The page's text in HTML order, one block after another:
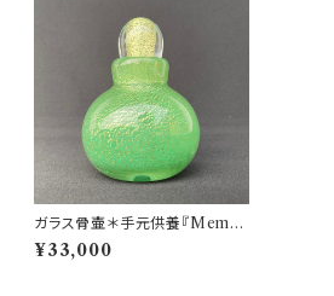
ガラス骨壷＊手元供養『Memor
ies 想いで』＊GOLD LEAFシ
リーズ(緑＆金箔)
¥33,000